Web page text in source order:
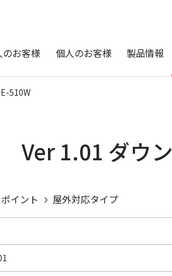
のお客様 個人のお客様 製品情報
510W
Ver 1.01 ダウ
イント 屋外対応タイプ